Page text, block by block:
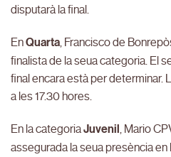
disputarà la final.
EnQuarta, Francisco de
finalista de la seua categoria. El
final encara està per determinar.
a les 17.30 hores.
En la categoriaJuvenil , Mario
assegurada la seua presència